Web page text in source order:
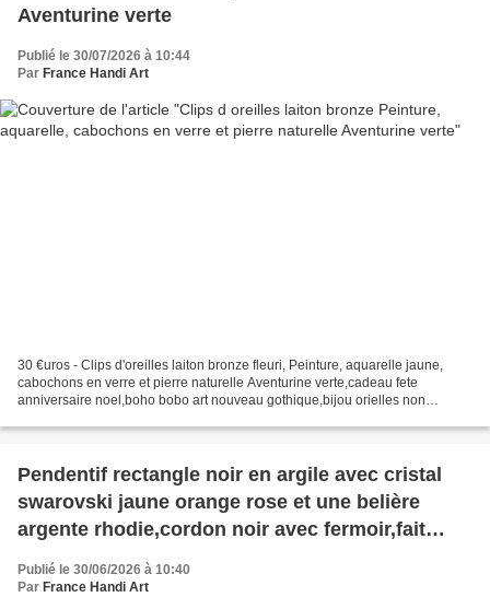
Aventurine verte
Publié le 30/07/2026 à 10:44
Par France Handi Art
30 €uros - Clips d'oreilles laiton bronze fleuri, Peinture, aquarelle jaune,
cabochons en verre et pierre naturelle Aventurine verte,cadeau fete
anniversaire noel,boho bobo art nouveau gothique,bijou orielles non
Pendentif rectangle noir en argile avec cristal
swarovski jaune orange rose et une belière
argente rhodie,cordon noir avec fermoir,fait
mains en france
Publié le 30/06/2026 à 10:40
Par France Handi Art